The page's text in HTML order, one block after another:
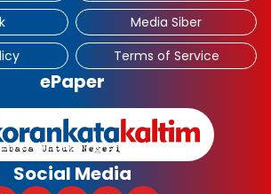
Media Siber
Terms of Service
ePaper
Social Media